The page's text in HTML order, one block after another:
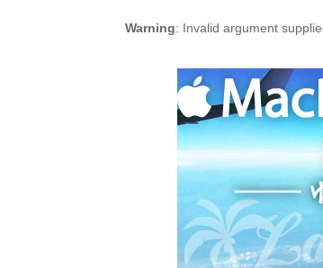
Warning: Invalid argument